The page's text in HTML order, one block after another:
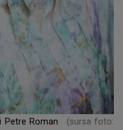
Petre Roman
(sursa foto: